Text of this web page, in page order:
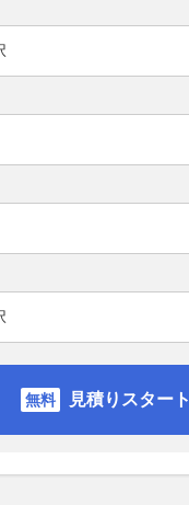
見積りスタート